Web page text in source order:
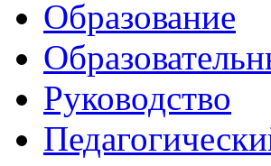
Образование
Руководство